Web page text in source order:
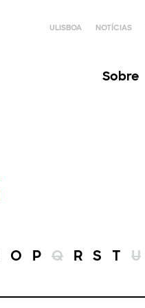
ULISBOA NOTÍCIAS
Sobre
O P Q R S T U